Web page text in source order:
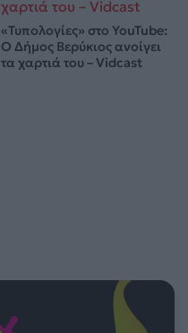
«Τυπολογίες» στο YouTube:
Ο Δήμος Βερύκιος ανοίγει
τα χαρτιά του – Vidcast